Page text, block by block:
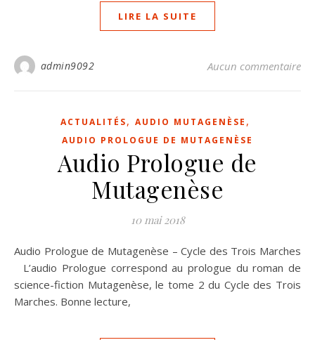
LIRE LA SUITE
admin9092 Aucun commentaire
ACTUALITÉS, AUDIO MUTAGENÈSE ,
AUDIO PROLOGUE DE MUTAGENÈSE
Audio Prologue de
Mutagenèse
10 mai 2018
Audio Prologue de Mutagenèse – Cycle des Trois Marches
L’audio Prologue correspond au prologue du roman de
science-fiction Mutagenèse, le tome 2 du Cycle des Trois
Marches. Bonne lecture,